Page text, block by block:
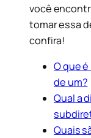
você
tomar essa
confira!
O que
de um?
Qual a
Quais